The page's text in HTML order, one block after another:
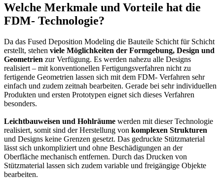
Welche Merkmale und Vorteile hat die
FDM- Technologie?
Da das Fused Deposition Modeling die Bauteile Schicht für Schicht
erstellt, stehen viele Möglichkeiten der Formgebung, Design und
Geometrien zur Verfügung. Es werden nahezu alle Designs
realisiert – mit konventionellen Fertigungsverfahren nicht zu
fertigende Geometrien lassen sich mit dem FDM- Verfahren sehr
einfach und zudem zeitnah bearbeiten. Gerade bei sehr individuellen
Produkten und ersten Prototypen eignet sich dieses Verfahren
besonders.
Leichtbauweisen und Hohlräume werden mit dieser Technologie
realisiert, somit sind der Herstellung von komplexen Strukturen
und Designs keine Grenzen gesetzt. Das gedruckte Stützmaterial
lässt sich unkompliziert und ohne Beschädigungen an der
Oberfläche mechanisch entfernen. Durch das Drucken von
Stützmaterial lassen sich zudem variable und freigängige Objekte
bearbeiten.